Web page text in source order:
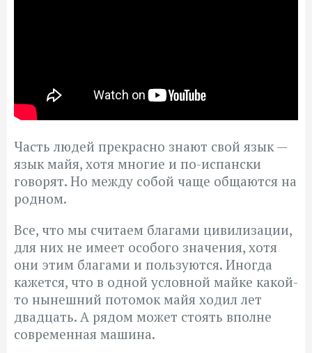
Часть людей прекрасно знают свой язык —
язык майя, хотя многие и по-испански
говорят. Но между собой чаще общаются на
родном.
Все, что мы считаем благами цивилизации,
для них не имеет особого значения, хотя
они этим благами и пользуются. Иногда
кажется, что в одной условной майке какой-
то нынешний потомок майя ходил лет
двадцать. А рядом может стоять вполне
современная машина.